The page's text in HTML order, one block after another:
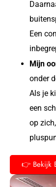
Een
Mijn
onder
Als je
een
op
👉 Bekijk